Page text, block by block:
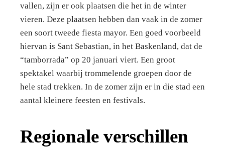
vallen, zijn er ook plaatsen die het in de winter
vieren. Deze plaatsen hebben dan vaak in de zomer
een soort tweede fiesta mayor. Een goed voorbeeld
hiervan is Sant Sebastian, in het Baskenland, dat de
“tamborrada” op 20 januari viert. Een groot
spektakel waarbij trommelende groepen door de
hele stad trekken. In de zomer zijn er in die stad een
aantal kleinere feesten en festivals.
Regionale verschillen